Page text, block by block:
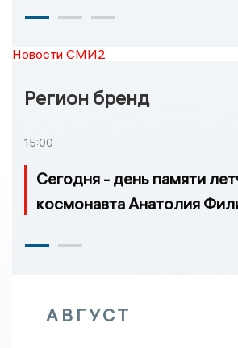
Новости СМИ2
Регион бренд
15:00
Сегодня - день памяти
космонавта Анатолия
АВГУСТ